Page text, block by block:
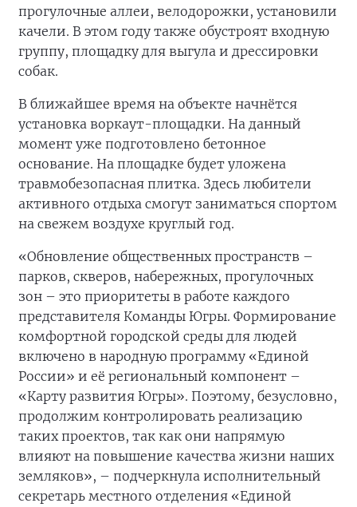
прогулочные аллеи, велодорожки, установили
качели. В этом году также обустроят входную
группу, площадку для выгула и дрессировки
собак.
В ближайшее время на объекте начнётся
установка воркаут-площадки. На данный
момент уже подготовлено бетонное
основание. На площадке будет уложена
травмобезопасная плитка. Здесь любители
активного отдыха смогут заниматься спортом
на свежем воздухе круглый год.
«Обновление общественных пространств –
парков, скверов, набережных, прогулочных
зон – это приоритеты в работе каждого
представителя Команды Югры. Формирование
комфортной городской среды для людей
включено в народную программу «Единой
России» и её региональный компонент –
«Карту развития Югры». Поэтому, безусловно,
продолжим контролировать реализацию
таких проектов, так как они напрямую
влияют на повышение качества жизни наших
земляков», – подчеркнула исполнительный
секретарь местного отделения «Единой